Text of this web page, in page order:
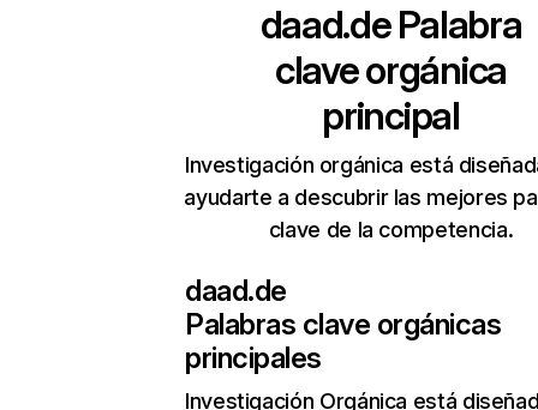
daad.dePalabra
clave orgánica
principal
Investigación orgánica está
ayudarte a descubrir las mejores
clave de la competencia.
daad.de
Palabras clave orgánicas
principales
Investigación Orgánica está